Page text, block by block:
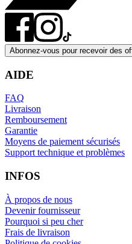
Abonnez-vous pour recevoir des
AIDE
FAQ
Livraison
Remboursement
Garantie
Moyens de paiement sécurisés
Support technique et problèmes
INFOS
À propos de nous
Devenir fournisseur
Pourquoi si peu cher
Frais de livraison